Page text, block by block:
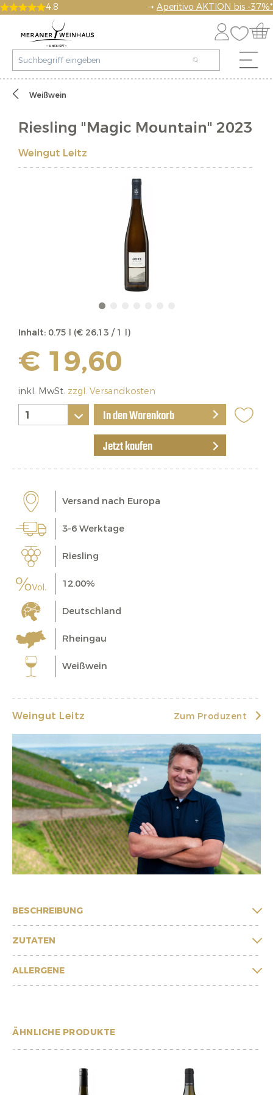
4.8 ➝ Aperitivo AKTION bis -37%*
Weißwein
Riesling "Magic Mountain" 2023
Weingut Leitz
Inhalt: 0.75 l (€ 26,13 / 1 l)
€ 19,60
inkl. MwSt. zzgl. Versandkosten
In den Warenkorb
Jetzt kaufen
Versand nach Europa
3-6 Werktage
Riesling
12.00%
Deutschland
Rheingau
Weißwein
Weingut Leitz Zum Produzent
BESCHREIBUNG
ZUTATEN
ALLERGENE
ÄHNLICHE PRODUKTE